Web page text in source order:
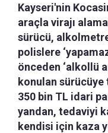
Kayseri'nin
araçla virajı
sürücü,
polislere
önceden ‘alkollü
konulan
350 bin TL idari
yandan, tedaviyi
kendisi için kaza